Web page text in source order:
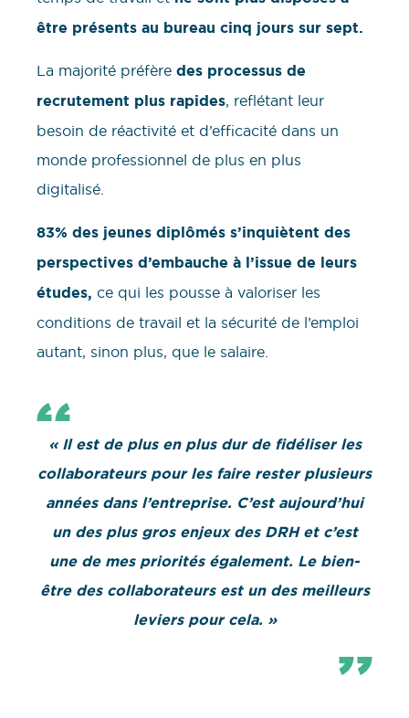
être présents au bureau cinq jours sur sept.
La majorité préfère des processus de
recrutement plus rapides, reflétant leur
besoin de réactivité et d’efficacité dans un
monde professionnel de plus en plus
digitalisé.
83% des jeunes diplômés s’inquiètent des
perspectives d’embauche à l’issue de leurs
études, ce qui les pousse à valoriser les
conditions de travail et la sécurité de l’emploi
autant, sinon plus, que le salaire.
« Il est de plus en plus dur de fidéliser les
collaborateurs pour les faire rester plusieurs
années dans l’entreprise. C’est aujourd’hui
un des plus gros enjeux des DRH et c’est
une de mes priorités également. Le bien-
être des collaborateurs est un des meilleurs
leviers pour cela. »